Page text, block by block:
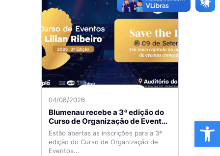
04/08/2026
Blumenau recebe a 3ª edição do
Curso de Organização de Eventos
Lilian Ribeiro
Estão abertas as inscrições para a 3ª
edição do Curso de Organização de
Eventos...